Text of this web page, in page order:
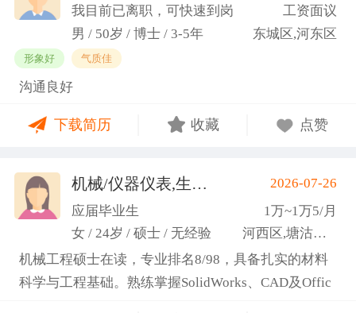
办各种社团内部活动，如迎新、英语角等。
我目前已离职，可快速到岗
工资面议
男 / 50岁 / 博士 / 3-5年
东城区,河东区
形象好 气质佳
沟通良好
下载简历 收藏 点赞
机械/仪器仪表,生产管理/研发 (高蕾)
2026-07-26
应届毕业生
1万~1万5/月
女 / 24岁 / 硕士 / 无经验
河西区,塘沽区,东丽区
机械工程硕士在读，专业排名8/98，具备扎实的材料
科学与工程基础。熟练掌握SolidWorks、CAD及Offic